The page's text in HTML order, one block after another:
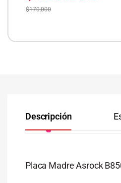
$170.000
Descripción
Placa Madre Asrock